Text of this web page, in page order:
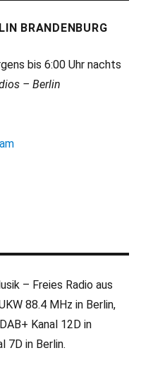
BRANDENBURG
bis 6:00 Uhr nachts
– Berlin
– Freies Radio aus
88.4 MHz in Berlin,
Kanal 12D in
7D in Berlin.